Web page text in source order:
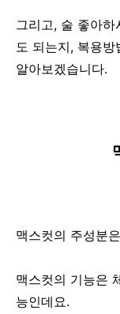
그리고, 술 좋아
도 되는지, 복용
알아보겠습니다.
맥스컷의 주성분
맥스컷의 기능은
능인데요.